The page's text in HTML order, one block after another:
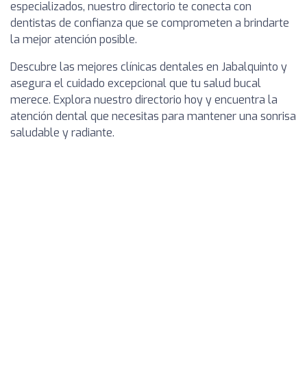
especializados, nuestro directorio te conecta con
dentistas de confianza que se comprometen a brindarte
la mejor atención posible.
Descubre las mejores clínicas dentales en Jabalquinto y
asegura el cuidado excepcional que tu salud bucal
merece. Explora nuestro directorio hoy y encuentra la
atención dental que necesitas para mantener una sonrisa
saludable y radiante.